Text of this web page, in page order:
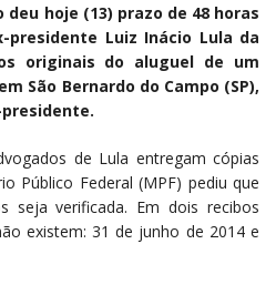
hoje (13) prazo de 48 horas
Luiz Inácio Lula da
originais do aluguel de um
São Bernardo do Campo (SP),
de Lula entregam cópias
Público Federal (MPF) pediu que
seja verificada. Em dois recibos
existem: 31 de junho de 2014 e